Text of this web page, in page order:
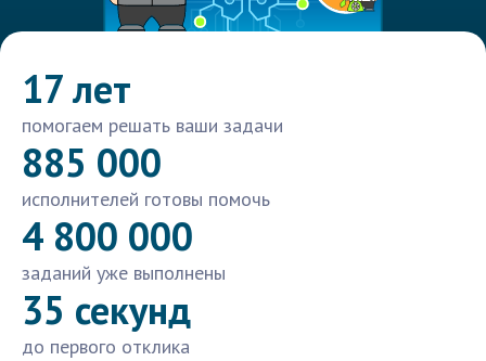
17 лет
помогаем решать ваши задачи
885 000
исполнителей готовы помочь
4 800 000
заданий уже выполнены
35 секунд
до первого отклика